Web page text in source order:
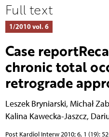
Full text
1/2010 vol. 6
Case
chronic total
retrograde
Leszek Bryniarski, Michał
Kalina Kawecka-Jaszcz,
Post Kardiol Interw 2010; 6, 1 (19):